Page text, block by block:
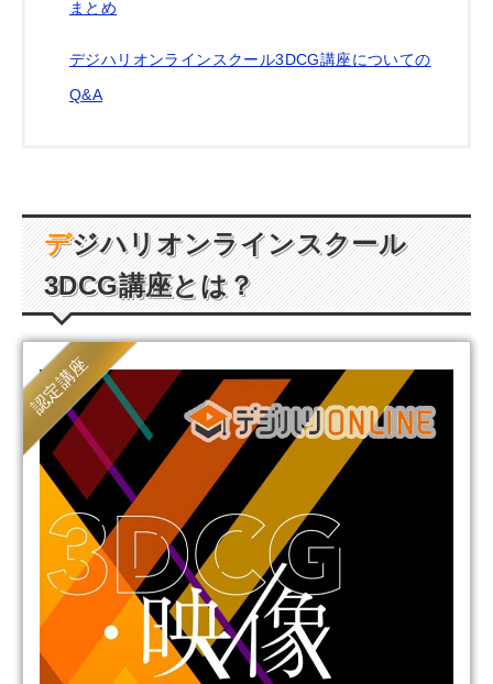
まとめ
デジハリオンラインスクール3DCG講座についての
Q&A
デジハリオンラインスクール
3DCG講座とは？
認定講座